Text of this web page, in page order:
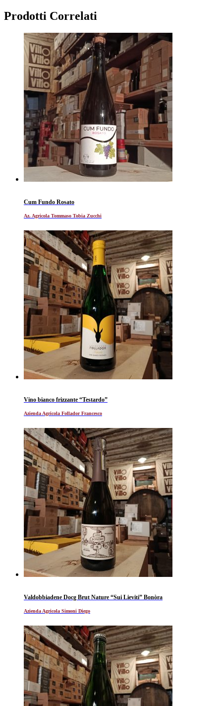
Prodotti Correlati
Cum Fundo Rosato
Az. Agricola Tommaso Tobia Zucchi
Vino bianco frizzante “Testardo”
Azienda Agricola Follador Francesco
Valdobbiadene Docg Brut Nature “Sui Lieviti” Bonòra
Azienda Agricola Simoni Diego